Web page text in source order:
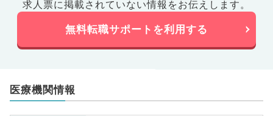
求人票に掲載されていない情報をお伝えします。
無料転職サポートを利用する
医療機関情報